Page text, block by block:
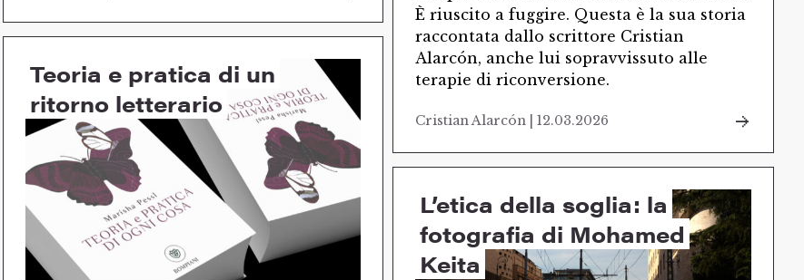
È riuscito a fuggire. Questa è la sua storia
raccontata dallo scrittore Cristian
Alarcón, anche lui sopravvissuto alle
terapie di riconversione.
Cristian Alarcón | 12.03.2026
Teoria e pratica di un
ritorno letterario
L’etica della soglia: la
fotografia di Mohamed
Keita